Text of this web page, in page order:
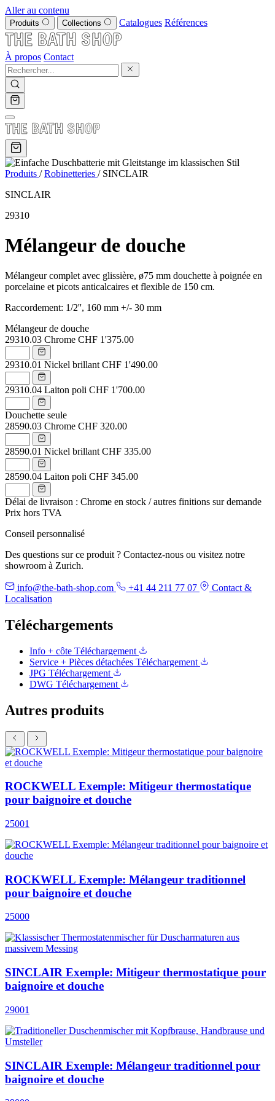
Aller au contenu
Produits Collections Catalogues Références
À propos Contact
Produits / Robinetteries / SINCLAIR
SINCLAIR
29310
Mélangeur de douche
Mélangeur complet avec glissière, ø75 mm douchette à poignée en
porcelaine et picots anticalcaires et flexible de 150 cm.
Raccordement: 1/2'', 160 mm +/- 30 mm
Mélangeur de douche
29310.03 Chrome CHF 1'375.00
29310.01 Nickel brillant CHF 1'490.00
29310.04 Laiton poli CHF 1'700.00
Douchette seule
28590.03 Chrome CHF 320.00
28590.01 Nickel brillant CHF 335.00
28590.04 Laiton poli CHF 345.00
Délai de livraison : Chrome en stock / autres finitions sur demande
Prix hors TVA
Conseil personnalisé
Des questions sur ce produit ? Contactez-nous ou visitez notre
showroom à Zurich.
info@the-bath-shop.com +41 44 211 77 07
Contact &
Localisation
Téléchargements
Info + côte Téléchargement
Service + Pièces détachées Téléchargement
JPG Téléchargement
DWG Téléchargement
Autres produits
ROCKWELL Exemple: Mitigeur thermostatique
pour baignoire et douche
25001
ROCKWELL Exemple: Mélangeur traditionnel
pour baignoire et douche
25000
SINCLAIR Exemple: Mitigeur thermostatique pour
baignoire et douche
29001
SINCLAIR Exemple: Mélangeur traditionnel pour
baignoire et douche